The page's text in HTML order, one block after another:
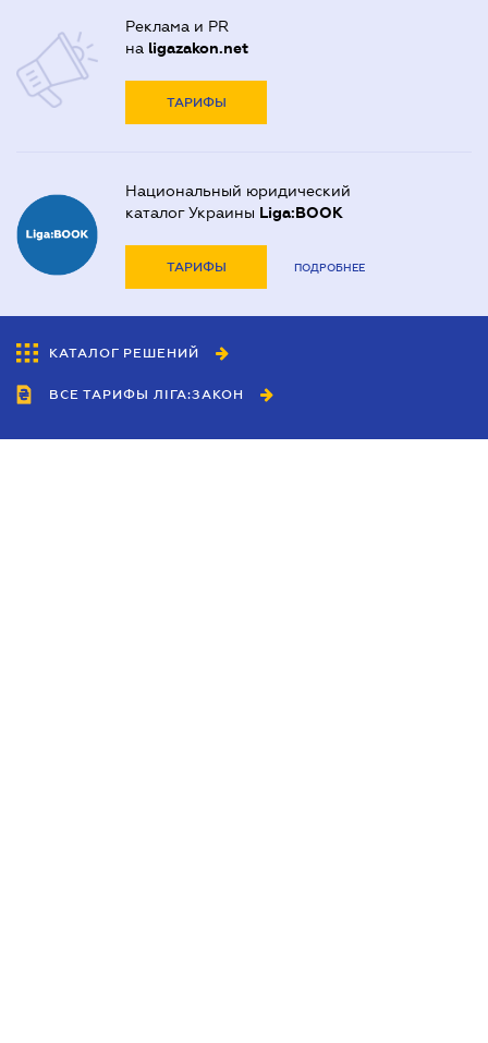
Реклама и PR
на ligazakon.net
ТАРИФЫ
Национальный юридический
каталог Украины Liga:BOOK
ТАРИФЫ ПОДРОБНЕЕ
КАТАЛОГ РЕШЕНИЙ
ВСЕ ТАРИФЫ ЛІГА:ЗАКОН